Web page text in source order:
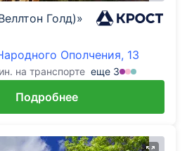
Голд)»
Ополчения, 13
на транспорте еще 3
Подробнее